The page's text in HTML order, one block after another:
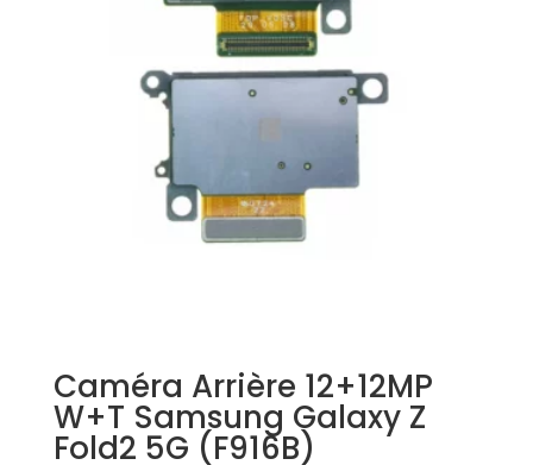
Caméra Arrière 12+12MP
W+T Samsung Galaxy Z
Fold2 5G (F916B)